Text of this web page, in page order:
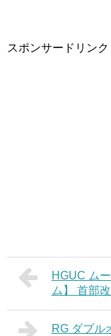
スポンサードリンク
HGUC ム
ム】 首部
RG ダブル